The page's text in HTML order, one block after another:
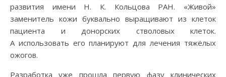
развития имени Н. К. Кольцова РАН. «Живой»
заменитель кожи буквально выращивают из клеток
пациента и донорских стволовых клеток.
А использовать его планируют для лечения тяжёлых
ожогов.
Разработка уже прошла первую фазу клинических